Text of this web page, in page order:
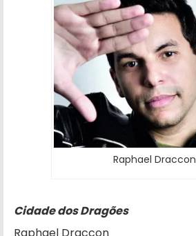
Raphael Draccon
Cidade dos Dragões